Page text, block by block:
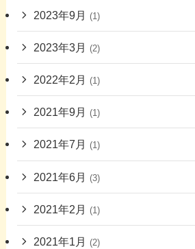
2023年9月 (1)
2023年3月 (2)
2022年2月 (1)
2021年9月 (1)
2021年7月 (1)
2021年6月 (3)
2021年2月 (1)
2021年1月 (2)